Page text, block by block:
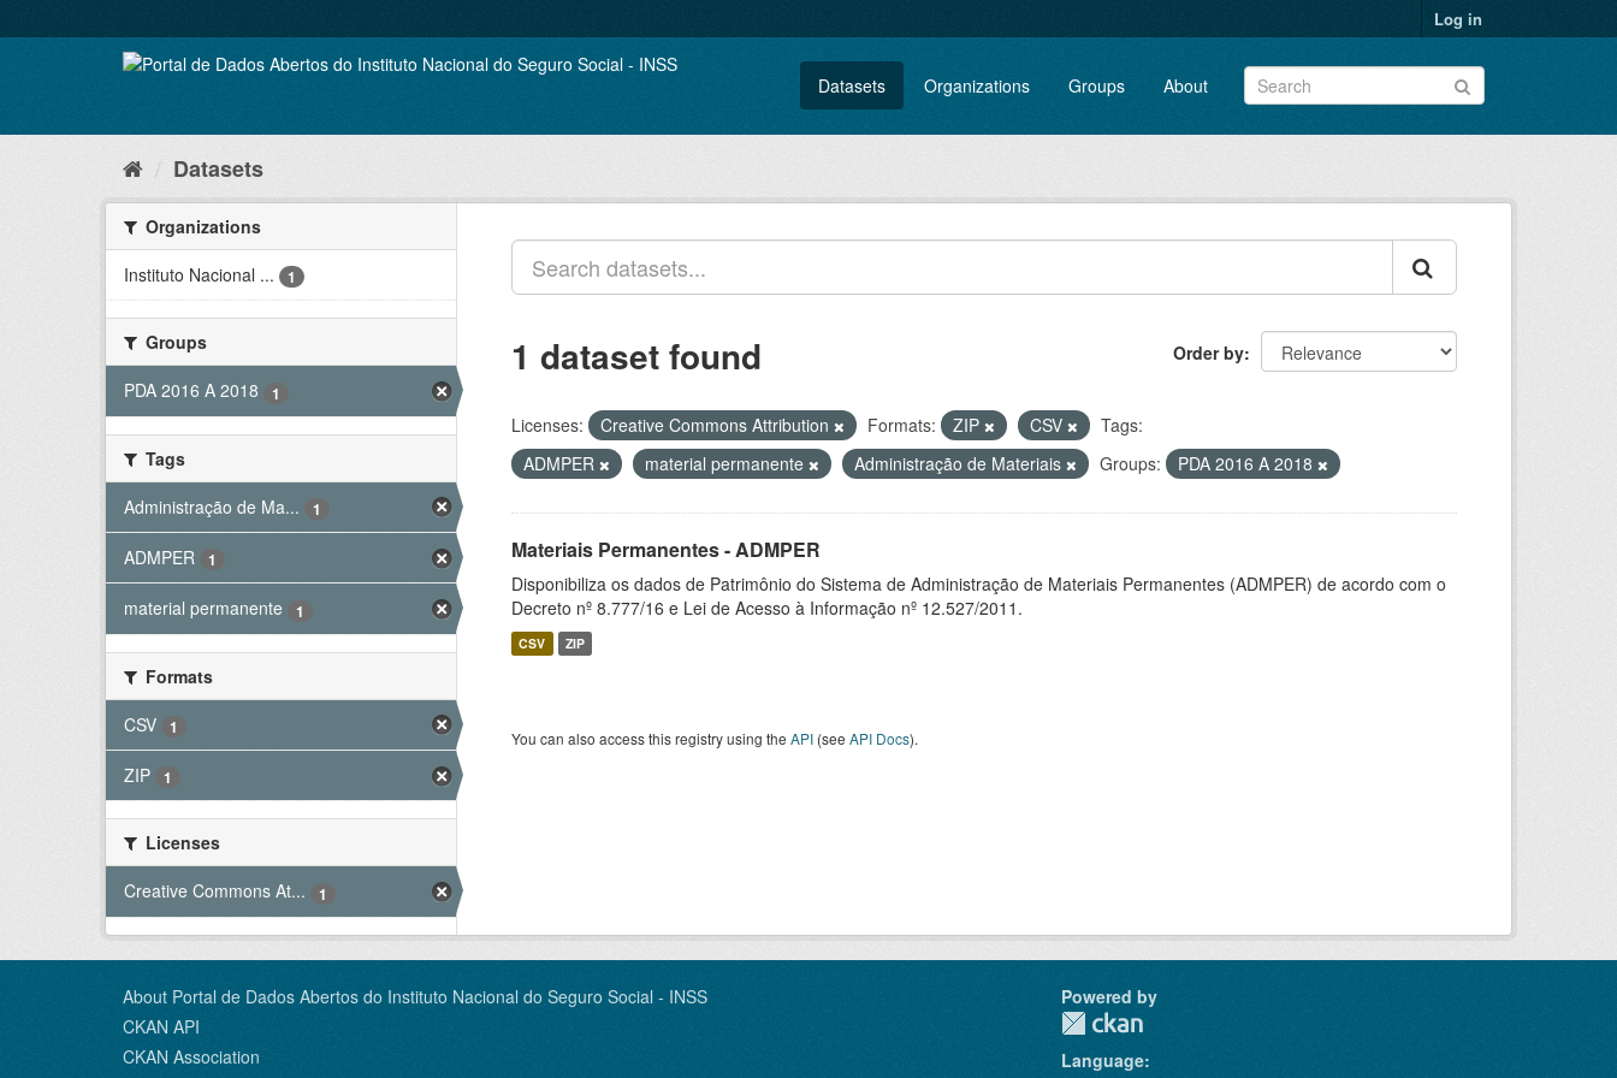
to
Log in
Datasets Organizations Groups About
Datasets
Organizations
Instituto Nacional ...
1
Groups
PDA 2016 A 2018
1
Tags
Administração de Ma...
1
ADMPER 1
material permanente 1
Formats
CSV
1
ZIP 1
Licenses
Creative Commons At...
1
Order by
1 dataset found
Licenses: Creative Commons Attribution Formats: ZIP CSV
Tags:
ADMPER
material permanente Administração de Materiais Groups: PDA 2016 A 2018
Materiais Permanentes - ADMPER
Disponibiliza os dados de Patrimônio do Sistema de Administração de Materiais Permanentes (ADMPER) de acordo com o
Decreto nº 8.777/16 e Lei de Acesso à Informação nº 12.527/2011.
CSV ZIP
You can also access this registry using the API (see API Docs).
About Portal de Dados Abertos do Instituto Nacional do Seguro Social - INSS
CKAN API
CKAN Association
Powered by
Language